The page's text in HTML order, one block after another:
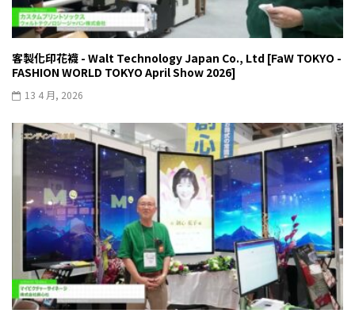
客製化印花襪 - Walt Technology Japan Co., Ltd [FaW TOKYO -
FASHION WORLD TOKYO April Show 2026]
13 4 月, 2026